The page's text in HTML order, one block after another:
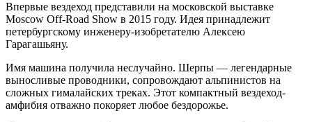
Впервые вездеход представили на московской выставке
Moscow Off-Road Show в 2015 году. Идея принадлежит
петербургскому инженеру-изобретателю Алексею
Гарагашьяну.
Имя машина получила неслучайно. Шерпы — легендарные
выносливые проводники, сопровождают альпинистов на
сложных гималайских треках. Этот компактный вездеход-
амфибия отважно покоряет любое бездорожье.